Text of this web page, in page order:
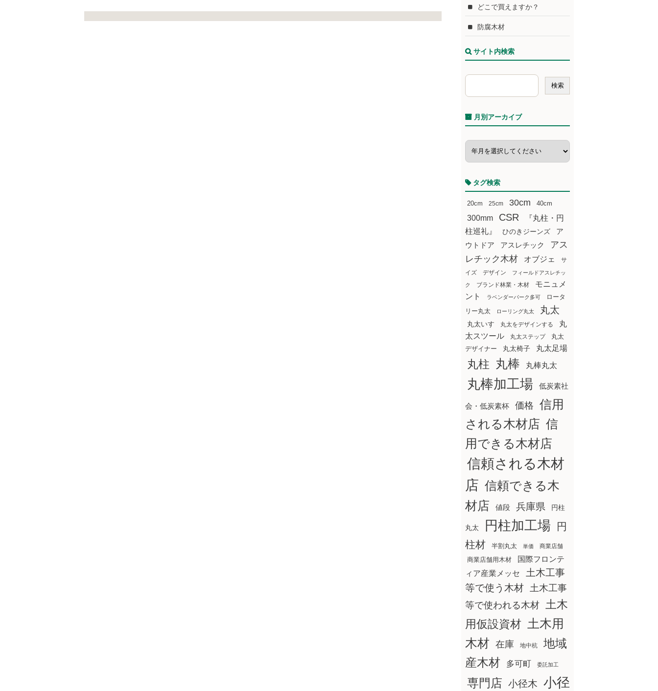
どこで買えますか？
防腐木材
サイト内検索
月別アーカイブ
タグ検索
20cm 25cm 30cm 40cm
300mm CSR
『丸柱・円
柱巡礼』
ひのきジーンズ
ア
ウトドア
アスレチック
アス
レチック木材
オブジェ
サ
イズ
デザイン フィールドアスレチッ
ク ブランド林業・木材
モニュメ
ント
ラベンダーパーク多可
ロータ
リー丸太
ローリング丸太 丸太
丸太いす 丸太をデザインする
丸
太スツール
丸太ステップ
丸太
デザイナー
丸太椅子 丸太足場
丸柱 丸棒 丸棒丸太
丸棒加工場 低炭素社
会・低炭素杯 価格
信用
される木材店 信
用できる木材店
信頼される木材
店 信頼できる木
材店
値段 兵庫県 円柱
丸太 円柱加工場
円
柱材
半割丸太 単価 商業店舗
商業店舗用木材
国際フロンテ
ィア産業メッセ
土木工事
等で使う木材
土木工事
等で使われる木材
土木
用仮設資材 土木用
木材 在庫 地中杭
地域
産木材
多可町 委託加工
専門店 小径木 小径